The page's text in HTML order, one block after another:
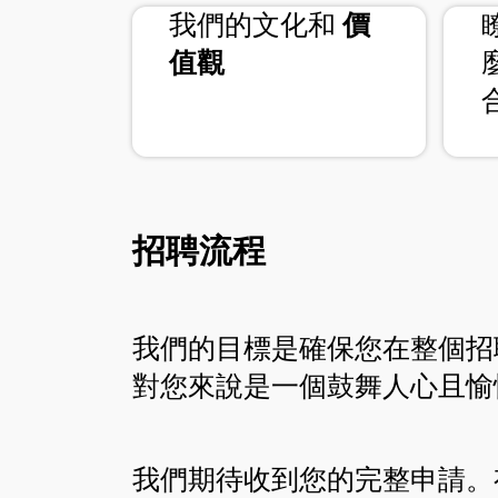
我們的文化和價
值觀
招聘流程
我們的目標是確保您在整個
對您來說是一個鼓舞人心且
我們期待收到您的完整申請